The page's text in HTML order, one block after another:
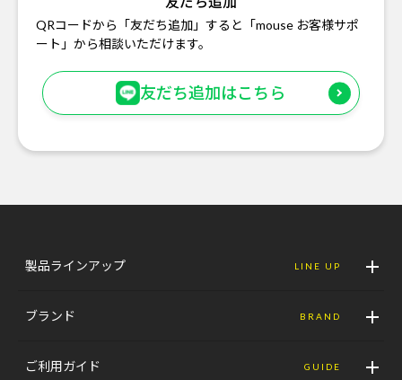
QRコードから「友だち追加」すると「mouse お客様サポ
ート」から相談いただけます。
友だち追加はこちら
製品ラインアップ LINE UP
ブランド BRAND
ご利用ガイド GUIDE